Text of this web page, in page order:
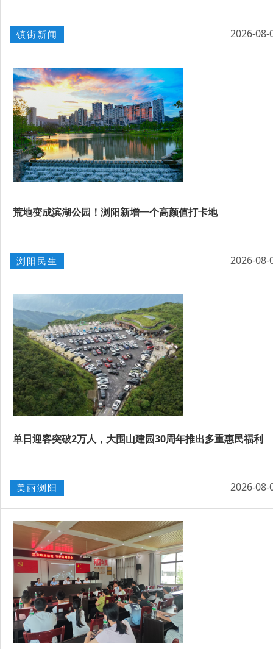
镇街新闻 2026-08-
荒地变成滨湖公园！浏阳新增一个高颜值打卡地
浏阳民生 2026-08-
单日迎客突破2万人，大围山建园30周年推出多重惠民福利
美丽浏阳 2026-08-